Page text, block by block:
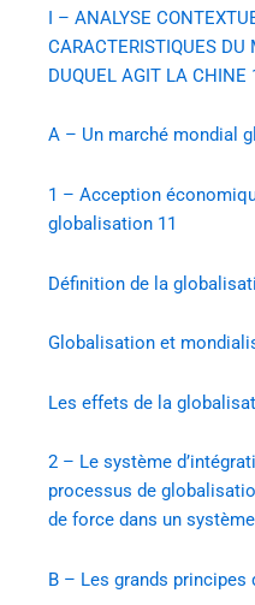
I – ANALYSE
CARACTERISTIQUES
DUQUEL AGIT LA CHINE
A – Un marché mondial
1 – Acception
globalisation 11
Définition de la
Globalisation et
Les effets de la
2 – Le système
processus de
de force dans un
B – Les grands